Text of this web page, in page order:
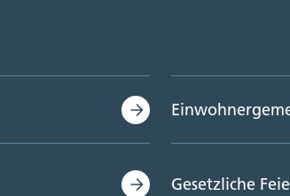
Gesetzliche